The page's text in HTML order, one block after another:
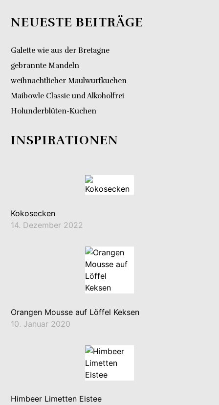
NEUESTE BEITRÄGE
Galette wie aus der Bretagne
gebrannte Mandeln
weihnachtlicher Maulwurfkuchen
Maibowle Classic und Alkoholfrei
Holunderblüten-Kuchen
INSPIRATIONEN
Kokosecken
14. Dezember 2022
Orangen Mousse auf Löffel Keksen
10. Januar 2020
Himbeer Limetten Eistee